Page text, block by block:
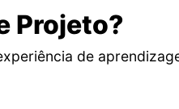
Projeto?
de